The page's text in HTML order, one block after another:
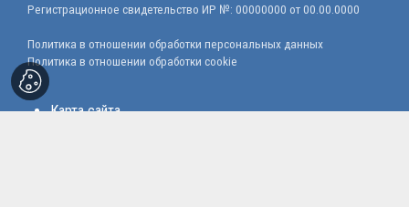
Регистрационное свидетельство ИР №: 00000000 от 00.00.0000
Политика в отношении обработки персональных данных
Политика в отношении обработки cookie
Карта сайта